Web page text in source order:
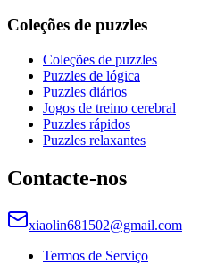
Coleções de puzzles
Coleções de puzzles
Puzzles de lógica
Puzzles diários
Jogos de treino cerebral
Puzzles rápidos
Puzzles relaxantes
Contacte-nos
xiaolin681502@gmail.com
Termos de Serviço